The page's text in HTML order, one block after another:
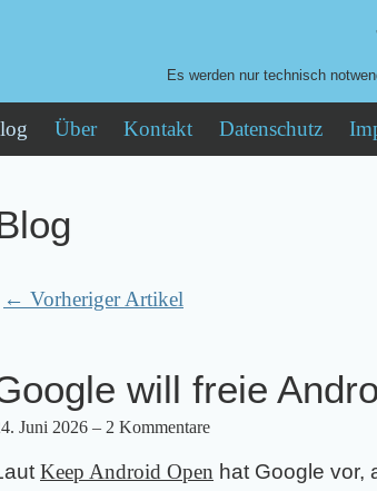
Es werden nur technisch
Über Kontakt Datenschutz
← Vorheriger Artikel
will freie
Juni 2026 – 2 Kommentare
Keep Android Open hat Google vor,